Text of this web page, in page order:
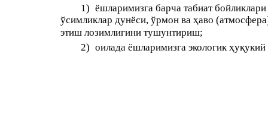
1) ёшларимизга барча табиат
ўсимликлар дунёси, ўрмон ва ҳаво
этиш лозимлигини тушунтириш;
2) оилада ёшларимизга экологик